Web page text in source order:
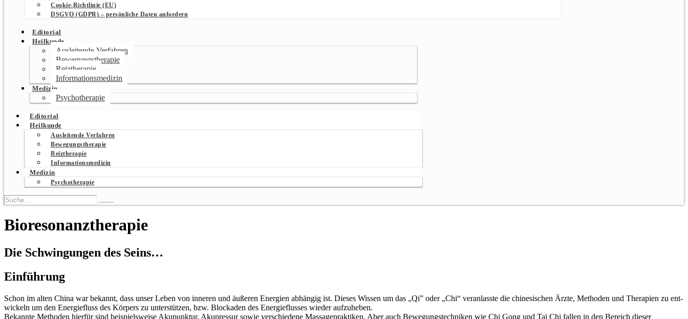
Cookie-Richtlinie (EU)
DSGVO (GDPR) – persönliche Daten anfordern
Editorial
Heilkunde
Ausleitende Verfahren
Bewegungstherapie
Reiztherapie
Informationsmedizin
Medizin
Psychotherapie
Editorial
Heilkunde
Ausleitende Verfahren
Bewegungstherapie
Reiztherapie
Informationsmedizin
Medizin
Psychotherapie
Bioresonanztherapie
Die Schwingungen des Seins…
Einführung
Schon im alten Chi­na war bekannt, dass unser Leben von inne­ren und äuße­ren Ener­gien abhän­gig ist. Die­ses Wis­sen um das „Qi” oder „Chi“ ver­an­lass­te die chi­ne­si­schen Ärz­te, Metho­den und The­ra­pien zu ent­
wi­ckeln um den Ener­gie­fluss des Kör­pers zu unter­stüt­zen, bzw. Blo­cka­den des Ener­gie­flus­ses wie­der auf­zu­he­ben.
Bekann­te Metho­den hier­für sind bei­spiels­wei­se Aku­punk­tur, Aku­pres­sur sowie ver­schie­de­ne Mas­sa­ge­prak­ti­ken. Aber auch Bewe­gungs­tech­ni­ken wie Chi Gong und Tai Chi fal­len in den Bereich die­ser